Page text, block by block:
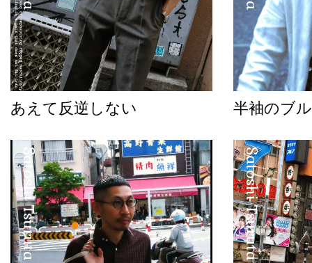
あえて反逆しない 半袖のブ
Satoshi Tsuruta Satoshi Tsuruta